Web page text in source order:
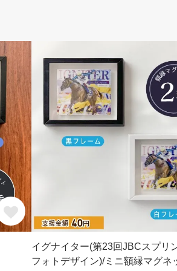
イグナイター(第23回JBCスプリ
フォトデザイン)/ミニ額縁マグネ